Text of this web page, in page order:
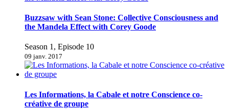
Buzzsaw with Sean Stone: Collective Consciousness and
the Mandela Effect with Corey Goode
Season 1, Episode 10
09 janv. 2017
Les Informations, la Cabale et notre Conscience co-
créative de groupe